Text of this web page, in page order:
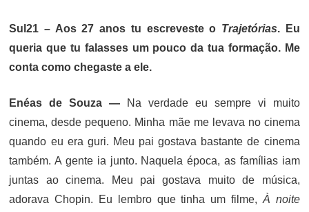
Sul21 – Aos 27 anos tu escreveste o Trajetórias. Eu
queria que tu falasses um pouco da tua formação. Me
conta como chegaste a ele.
Enéas de Souza — Na verdade eu sempre vi muito
cinema, desde pequeno. Minha mãe me levava no cinema
quando eu era guri. Meu pai gostava bastante de cinema
também. A gente ia junto. Naquela época, as famílias iam
juntas ao cinema. Meu pai gostava muito de música,
adorava Chopin. Eu lembro que tinha um filme, À noite